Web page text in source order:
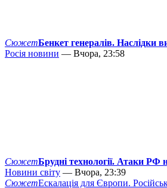
СюжетБенкет генералів. Наслідки
Росія новини — Вчора, 23:58
СюжетБрудні технології. Атаки РФ
Новини світу — Вчора, 23:39
СюжетЕскалація для Європи.